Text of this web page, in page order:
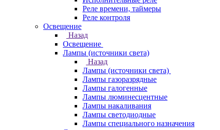
Реле времени, таймеры
Реле контроля
Освещение
Назад
Освещение
Лампы (источники света)
Назад
Лампы (источники света)
Лампы газоразрядные
Лампы галогенные
Лампы люминесцентные
Лампы накаливания
Лампы светодиодные
Лампы специального назначения